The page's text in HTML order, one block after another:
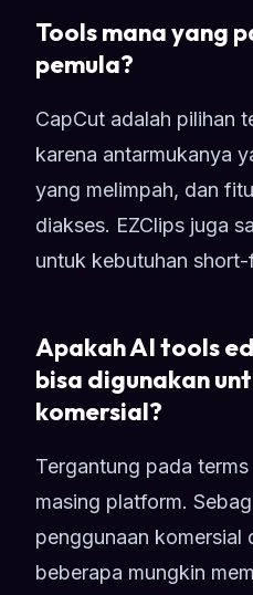
Tools mana yang
pemula?
CapCut adalah pilihan
karena antarmukanya
yang melimpah, dan
diakses. EZClips juga
untuk kebutuhan
Apakah AI tools
bisa digunakan
komersial?
Tergantung pada
masing platform.
penggunaan komersial
beberapa mungkin